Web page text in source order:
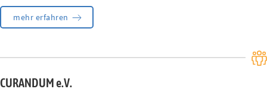
mehr erfahren
CURANDUM e.V.